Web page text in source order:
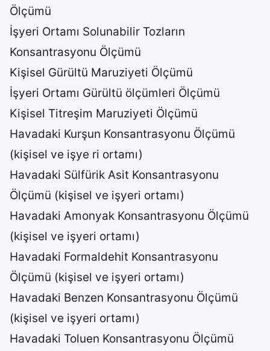
Ölçümü
İşyeri Ortamı Solunabilir Tozların
Konsantrasyonu Ölçümü
Kişisel Gürültü Maruziyeti Ölçümü
İşyeri Ortamı Gürültü ölçümleri Ölçümü
Kişisel Titreşim Maruziyeti Ölçümü
Havadaki Kurşun Konsantrasyonu Ölçümü
(kişisel ve işye ri ortamı)
Havadaki Sülfürik Asit Konsantrasyonu
Ölçümü (kişisel ve işyeri ortamı)
Havadaki Amonyak Konsantrasyonu Ölçümü
(kişisel ve işyeri ortamı)
Havadaki Formaldehit Konsantrasyonu
Ölçümü (kişisel ve işyeri ortamı)
Havadaki Benzen Konsantrasyonu Ölçümü
(kişisel ve işyeri ortamı)
Havadaki Toluen Konsantrasyonu Ölçümü